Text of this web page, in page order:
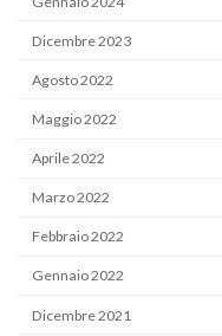
Dicembre 2023
Agosto 2022
Maggio 2022
Aprile 2022
Marzo 2022
Febbraio 2022
Gennaio 2022
Dicembre 2021